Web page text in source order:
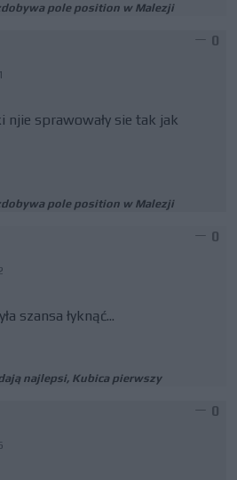
pole position w Malezji
0
njie sprawowały sie tak jak
pole position w Malezji
0
szansa łyknąć...
najlepsi, Kubica pierwszy
0